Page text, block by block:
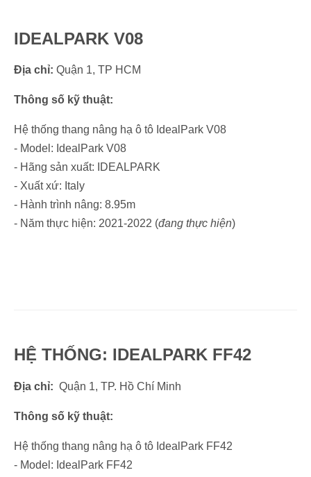
IDEALPARK V08
Địa chỉ: Quận 1, TP HCM
Thông số kỹ thuật:
Hệ thống thang nâng hạ ô tô IdealPark V08
- Model: IdealPark V08
- Hãng sản xuất: IDEALPARK
- Xuất xứ: Italy
- Hành trình nâng: 8.95m
- Năm thực hiện: 2021-2022 (đang thực hiện)
HỆ THỐNG: IDEALPARK FF42
Địa chỉ: Quận 1, TP. Hồ Chí Minh
Thông số kỹ thuật:
Hệ thống thang nâng hạ ô tô IdealPark FF42
- Model: IdealPark FF42